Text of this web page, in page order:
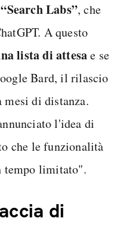
Labs”, che
A questo
lista di attesae se
Bard, il rilascio
mesi di distanza.
l'idea di
che le funzionalità
tempo limitato".
di